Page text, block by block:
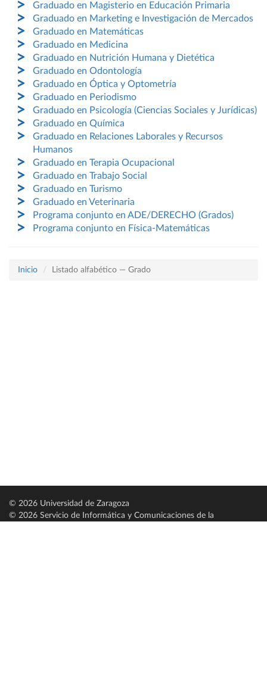
Graduado en Magisterio en Educación Primaria
Graduado en Marketing e Investigación de Mercados
Graduado en Matemáticas
Graduado en Medicina
Graduado en Nutrición Humana y Dietética
Graduado en Odontología
Graduado en Óptica y Optometría
Graduado en Periodismo
Graduado en Psicología (Ciencias Sociales y Jurídicas)
Graduado en Química
Graduado en Relaciones Laborales y Recursos
Humanos
Graduado en Terapia Ocupacional
Graduado en Trabajo Social
Graduado en Turismo
Graduado en Veterinaria
Programa conjunto en ADE/DERECHO (Grados)
Programa conjunto en Física-Matemáticas
Inicio Listado alfabético — Grado
© 2026 Universidad de Zaragoza
© 2026 Servicio de Informática y Comunicaciones de la